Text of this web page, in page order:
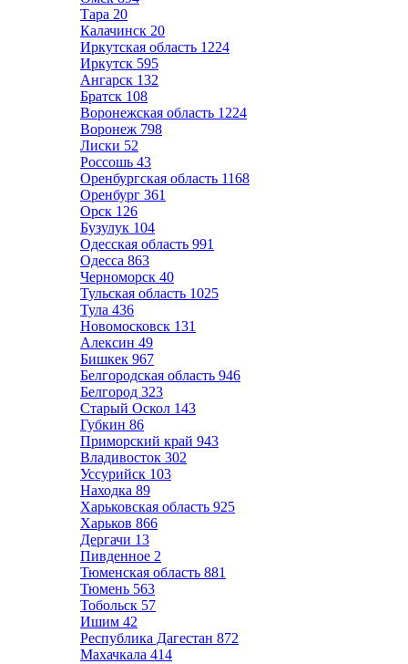
Тара 20
Калачинск 20
Иркутская область 1224
Иркутск 595
Ангарск 132
Братск 108
Воронежская область 1224
Воронеж 798
Лиски 52
Россошь 43
Оренбургская область 1168
Оренбург 361
Орск 126
Бузулук 104
Одесская область 991
Одесса 863
Черноморск 40
Тульская область 1025
Тула 436
Новомосковск 131
Алексин 49
Бишкек 967
Белгородская область 946
Белгород 323
Старый Оскол 143
Губкин 86
Приморский край 943
Владивосток 302
Уссурийск 103
Находка 89
Харьковская область 925
Харьков 866
Дергачи 13
Пивденное 2
Тюменская область 881
Тюмень 563
Тобольск 57
Ишим 42
Республика Дагестан 872
Махачкала 414